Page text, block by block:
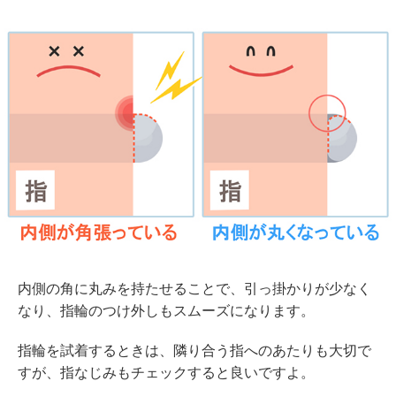
内側の角に丸みを持たせることで、引っ掛かりが少なく
なり、指輪のつけ外しもスムーズになります。
指輪を試着するときは、隣り合う指へのあたりも大切で
すが、指なじみもチェックすると良いですよ。